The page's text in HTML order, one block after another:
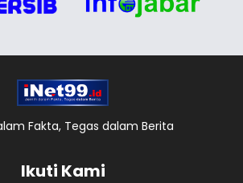
Fakta, Tegas dalam Berita
Ikuti Kami